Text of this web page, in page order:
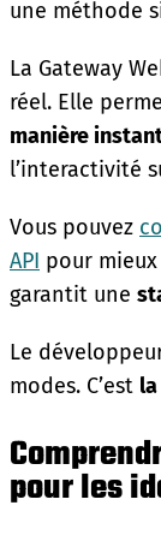
une méthode
La Gateway
réel. Elle
manière
l’interactivité
Vous pouvez
API pour
garantit une
Le
modes. C’est
pour les